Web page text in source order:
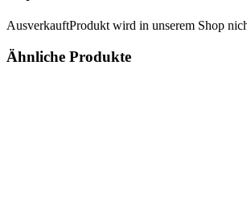
AusverkauftProdukt wird in unserem Shop
Ähnliche Produkte